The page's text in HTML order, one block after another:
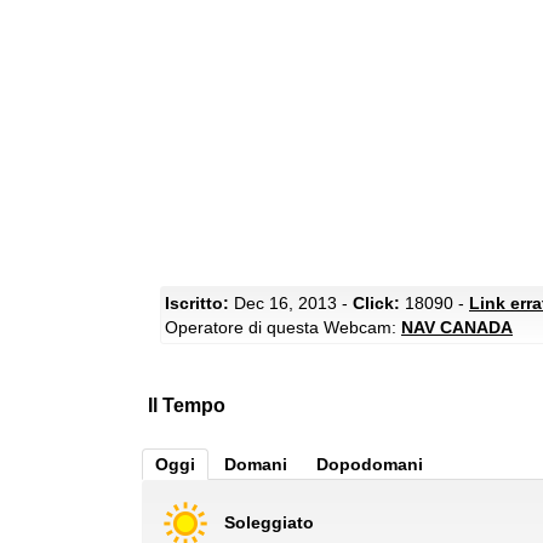
Iscritto: Dec 16, 2013 - Click: 18090 - Link
Operatore di questa Webcam: NAV CANADA
Il Tempo
Oggi Domani Dopodomani
Soleggiato